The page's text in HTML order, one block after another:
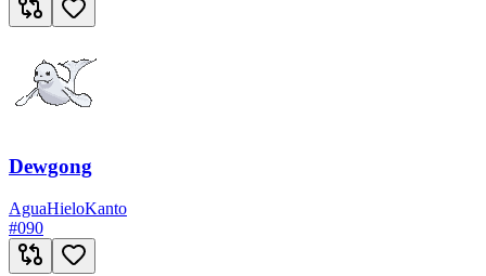
Dewgong
AguaHieloKanto
#090